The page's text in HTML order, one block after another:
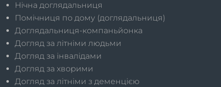
Нічна доглядальниця
Помічниця по дому (доглядальниця)
Доглядальниця-компаньйонка
Догляд за літніми людьми
Догляд за інвалідами
Догляд за хворими
Догляд за літніми з деменцією